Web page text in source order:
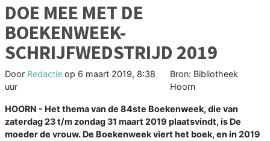
DOE MEE MET DE
BOEKENWEEK-
SCHRIJFWEDSTRIJD 2019
Door Redactie op 6 maart 2019, 8:38
uur
Bron: Bibliotheek
Hoorn
HOORN - Het thema van de 84ste Boekenweek, die van
zaterdag 23 t/m zondag 31 maart 2019 plaatsvindt, is De
moeder de vrouw. De Boekenweek viert het boek, en in 2019